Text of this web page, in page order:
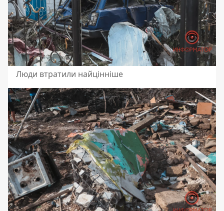
Люди втратили найцінніше